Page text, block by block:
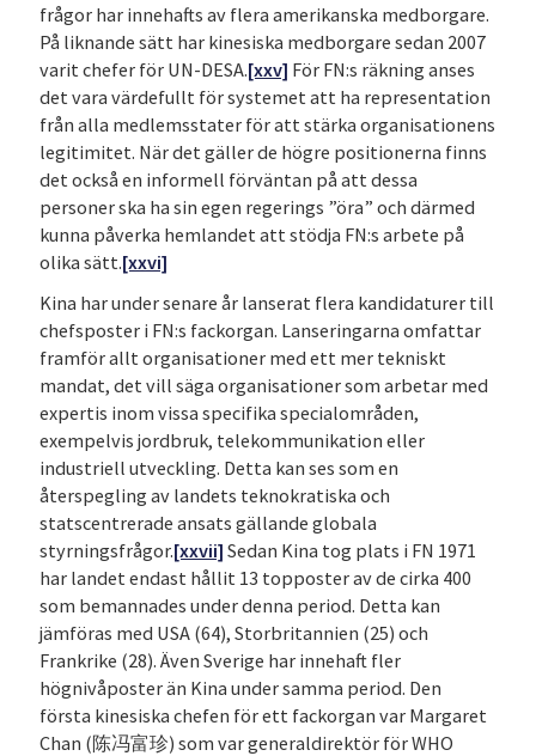
frågor har innehafts av flera amerikanska medborgare.
På liknande sätt har kinesiska medborgare sedan 2007
varit chefer för UN-DESA.[xxv] För FN:s räkning anses
det vara värdefullt för systemet att ha representation
från alla medlemsstater för att stärka organisationens
legitimitet. När det gäller de högre positionerna finns
det också en informell förväntan på att dessa
personer ska ha sin egen regerings ”öra” och därmed
kunna påverka hemlandet att stödja FN:s arbete på
olika sätt.[xxvi]
Kina har under senare år lanserat flera kandidaturer till
chefsposter i FN:s fackorgan. Lanseringarna omfattar
framför allt organisationer med ett mer tekniskt
mandat, det vill säga organisationer som arbetar med
expertis inom vissa specifika specialområden,
exempelvis jordbruk, telekommunikation eller
industriell utveckling. Detta kan ses som en
återspegling av landets teknokratiska och
statscentrerade ansats gällande globala
styrningsfrågor.[xxvii] Sedan Kina tog plats i FN 1971
har landet endast hållit 13 topposter av de cirka 400
som bemannades under denna period. Detta kan
jämföras med USA (64), Storbritannien (25) och
Frankrike (28). Även Sverige har innehaft fler
högnivåposter än Kina under samma period. Den
första kinesiska chefen för ett fackorgan var Margaret
Chan (陈冯富珍) som var generaldirektör för WHO